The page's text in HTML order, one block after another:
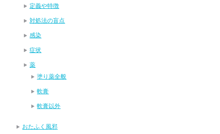
定義や特徴
対処法の盲点
感染
症状
薬
塗り薬全般
軟膏
軟膏以外
おたふく風邪